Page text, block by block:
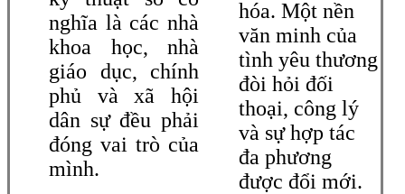
nghĩa là các nhà
khoa học, nhà
giáo dục, chính
phủ và xã hội
dân sự đều phải
đóng vai trò của
mình.
hóa. Một nền
văn minh của
tình yêu thương
đòi hỏi đối
thoại, công lý
và sự hợp tác
đa phương
được đổi mới.